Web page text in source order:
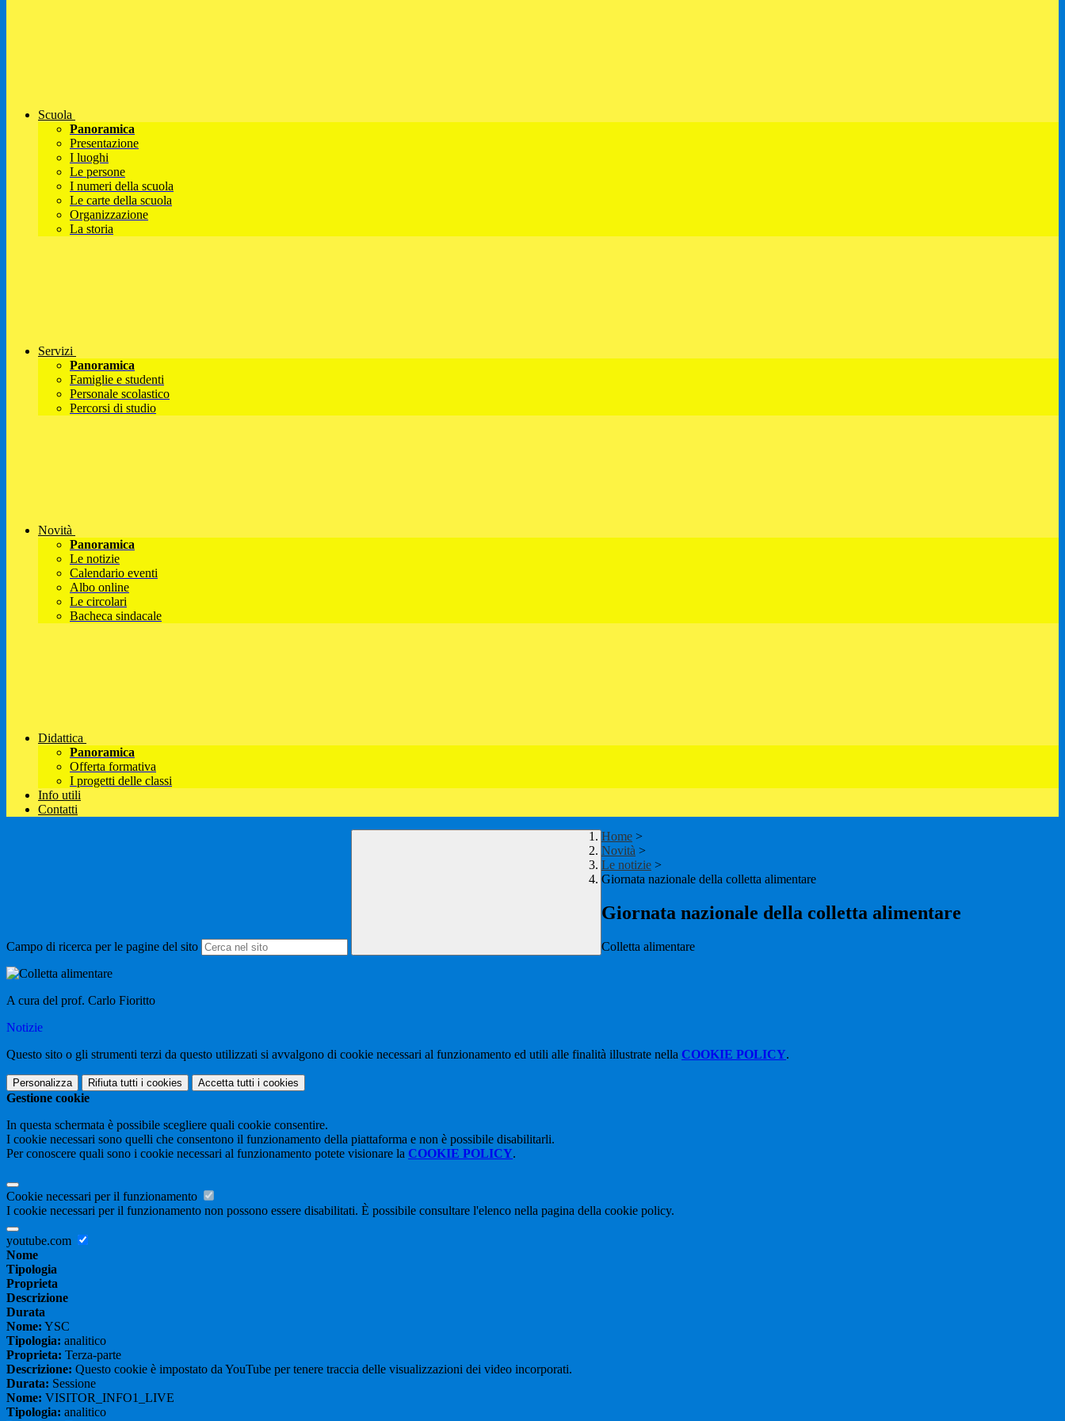
Scuola
Panoramica
Presentazione
I luoghi
Le persone
I numeri della scuola
Le carte della scuola
Organizzazione
La storia
Servizi
Panoramica
Famiglie e studenti
Personale scolastico
Percorsi di studio
Novità
Panoramica
Le notizie
Calendario eventi
Albo online
Le circolari
Bacheca sindacale
Didattica
Panoramica
Offerta formativa
I progetti delle classi
Info utili
Contatti
Campo di ricerca per le pagine del sito
Home >
Novità >
Le notizie >
Giornata nazionale della colletta alimentare
Giornata nazionale della colletta alimentare
Colletta alimentare
A cura del prof. Carlo Fioritto
Notizie
Questo sito o gli strumenti terzi da questo utilizzati si avvalgono di cookie necessari al funzionamento ed utili alle finalità illustrate nella COOKIE POLICY.
Personalizza Rifiuta tutti i cookies Accetta tutti i cookies
Gestione cookie
In questa schermata è possibile scegliere quali cookie consentire.
I cookie necessari sono quelli che consentono il funzionamento della piattaforma e non è possibile disabilitarli.
Per conoscere quali sono i cookie necessari al funzionamento potete visionare la COOKIE POLICY.
Cookie necessari per il funzionamento
I cookie necessari per il funzionamento non possono essere disabilitati. È possibile consultare l'elenco nella pagina della cookie policy.
youtube.com
Nome
Tipologia
Proprieta
Descrizione
Durata
Nome: YSC
Tipologia: analitico
Proprieta: Terza-parte
Descrizione: Questo cookie è impostato da YouTube per tenere traccia delle visualizzazioni dei video incorporati.
Durata: Sessione
Nome: VISITOR_INFO1_LIVE
Tipologia: analitico